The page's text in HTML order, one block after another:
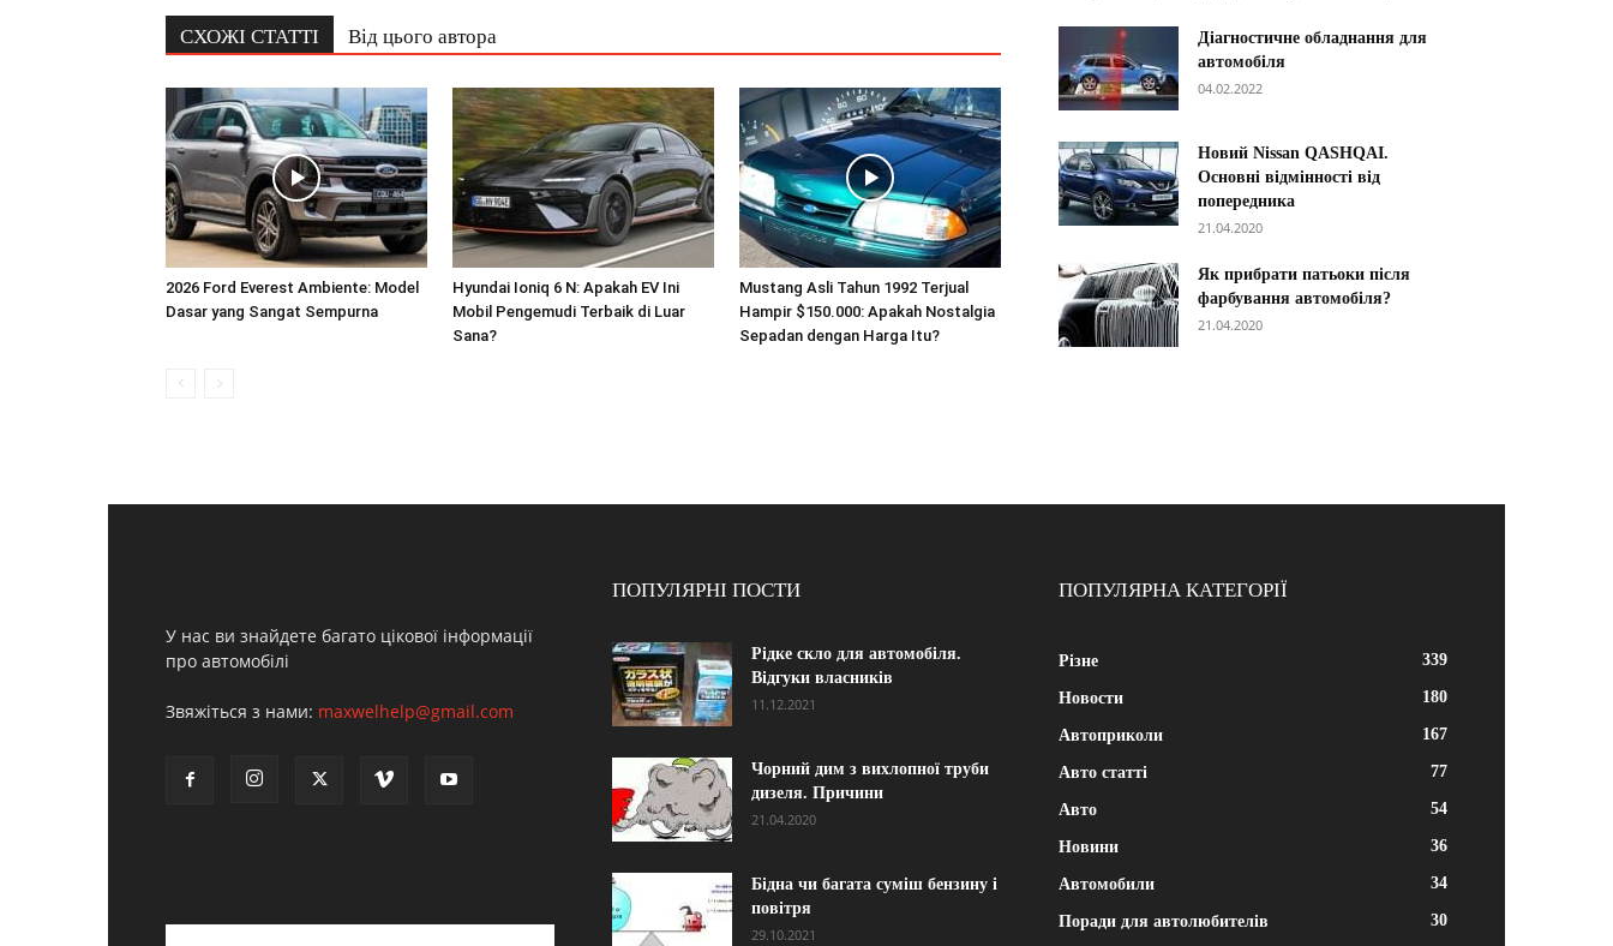
СХОЖІ СТАТТІ Від цього автора
2026 Ford Everest Ambiente: Model
Dasar yang Sangat Sempurna
Hyundai Ioniq 6 N: Apakah EV Ini
Mobil Pengemudi Terbaik di Luar
Sana?
Mustang Asli Tahun 1992 Terjual
Hampir $150.000: Apakah Nostalgia
Sepadan dengan Harga Itu?
Діагностичне обладнання для
автомобіля
04.02.2022
Новий Nissan QASHQAI.
Основні відмінності від
попередника
21.04.2020
Як прибрати патьоки після
фарбування автомобіля?
21.04.2020
У нас ви знайдете багато цікової інформації
про автомобілі
Звяжіться з нами: maxwelhelp@gmail.com
ПОПУЛЯРНІ ПОСТИ
Рідке скло для автомобіля.
Відгуки власників
11.12.2021
Чорний дим з вихлопної труби
дизеля. Причини
21.04.2020
Бідна чи багата суміш бензину і
повітря
29.10.2021
ПОПУЛЯРНА КАТЕГОРІЇ
Різне 339
Новости 180
Автоприколи 167
Авто статті 77
Авто 54
Новини 36
Автомобили 34
Поради для автолюбителів 30